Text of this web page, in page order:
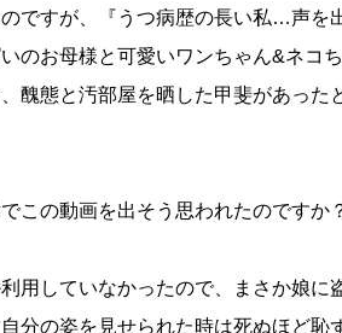
ですが、『うつ病歴の長い私…声を
のお母様と可愛いワンちゃん&ネコ
醜態と汚部屋を晒した甲斐があった
の動画を出そう思われたのですか
用していなかったので、まさか娘に
分の姿を見せられた時は死ぬほど恥